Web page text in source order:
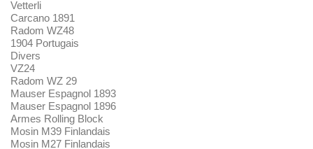
Vetterli
Carcano 1891
Radom WZ48
1904 Portugais
Divers
VZ24
Radom WZ 29
Mauser Espagnol 1893
Mauser Espagnol 1896
Armes Rolling Block
Mosin M39 Finlandais
Mosin M27 Finlandais